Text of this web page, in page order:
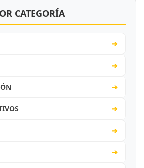
CATEGORÍA
➔
➔
➔
➔
➔
➔